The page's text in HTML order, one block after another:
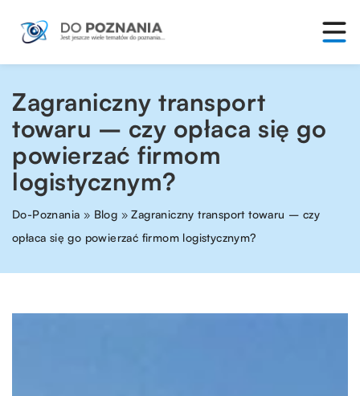
Zagraniczny transport
towaru – czy opłaca się go
powierzać firmom
logistycznym?
Do-Poznania » Blog »Zagraniczny transport towaru – czy
opłaca się go powierzać firmom logistycznym?